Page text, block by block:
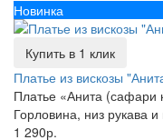
Новинка
Купить в 1 клик
Платье из вискозы
Платье «Анита (сафари
Горловина, низ рукава
1 290р.